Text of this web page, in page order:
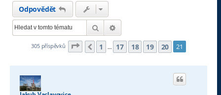
Odpovědět
Hledat
305 příspěvků Stránka21 z21
Předchozí
1 … 17 18 19 20 21